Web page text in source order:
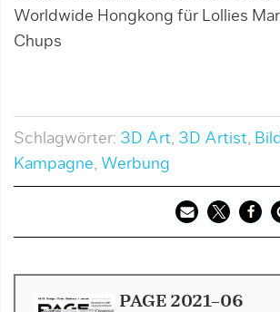
Worldwide Hongkong für Lollies
Chups
Schlagwörter: 3D Art, 3D Artist,
Kampagne, Werbung
PAGE 2021-06